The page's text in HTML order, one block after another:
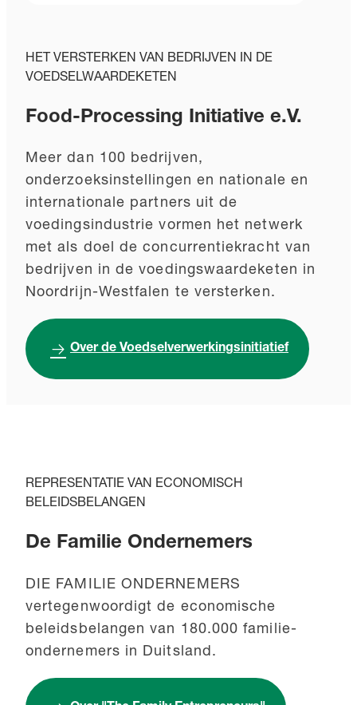
HET VERSTERKEN VAN BEDRIJVEN IN DE
VOEDSELWAARDEKETEN
Food-Processing Initiative e.V.
Meer dan 100 bedrijven,
onderzoeksinstellingen en nationale en
internationale partners uit de
voedingsindustrie vormen het netwerk
met als doel de concurrentiekracht van
bedrijven in de voedingswaardeketen in
Noordrijn-Westfalen te versterken.
Over de Voedselverwerkingsinitiatief
REPRESENTATIE VAN ECONOMISCH
BELEIDSBELANGEN
De Familie Ondernemers
DIE FAMILIE ONDERNEMERS
vertegenwoordigt de economische
beleidsbelangen van 180.000 familie-
ondernemers in Duitsland.